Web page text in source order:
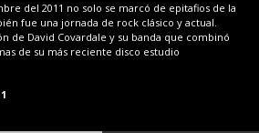
del 2011 no solo se marcó de epitafios de la
fue una jornada de rock clásico y actual.
de David Covardale y su banda que combinó
de su más reciente disco estudio